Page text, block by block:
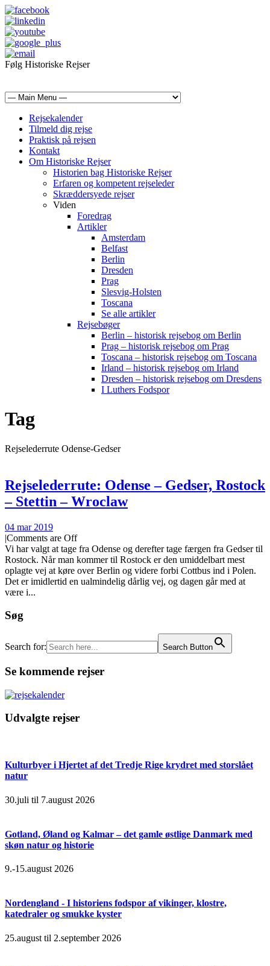
Følg Historiske Rejser
Rejsekalender
Tilmeld dig rejse
Praktisk på rejsen
Kontakt
Om Historiske Rejser
Historien bag Historiske Rejser
Erfaren og kompetent rejseleder
Skræddersyede rejser
Viden
Foredrag
Artikler
Amsterdam
Belfast
Berlin
Dresden
Prag
Slesvig-Holsten
Toscana
Se alle artikler
Rejsebøger
Berlin – historisk rejsebog om Berlin
Prag – historisk rejsebog om Prag
Toscana – historisk rejsebog om Toscana
Irland – historisk rejsebog om Irland
Dresden – historisk rejsebog om Dresdens
I Luthers Fodspor
Tag
Rejselederrute Odense-Gedser
Rejselederrute: Odense – Gedser, Rostock
– Stettin – Wroclaw
04 mar 2019
|Comments are Off
Vi har valgt at tage fra Odense og derefter tage færgen fra Gedser til
Rostock. Når man kommer til Rostock er den umiddelbart mest
oplagte vej at køre over Berlin og videre forbi Cottbus ind i Polen.
Det er imidlertid en ualmindelig dårlig vej, og dagen går med at
være i...
Søg
Search for: Search Button
Se kommende rejser
Udvalgte rejser
Kulturbyer i Hjertet af det Tredje Rige krydret med storslået
natur
30.juli til 7.august 2026
Gotland, Øland og Kalmar – det gamle østlige Danmark med
skøn natur og historie
9.-15.august 2026
Nordengland - I historiens fodspor af vikinger, klostre,
katedraler og smukke kyster
25.august til 2.september 2026